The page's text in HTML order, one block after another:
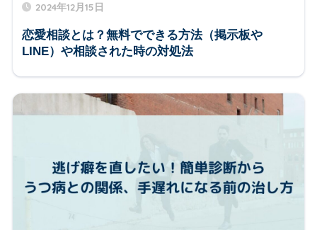
2024年12月15日
恋愛相談とは？無料でできる方法（掲示板や
LINE）や相談された時の対処法